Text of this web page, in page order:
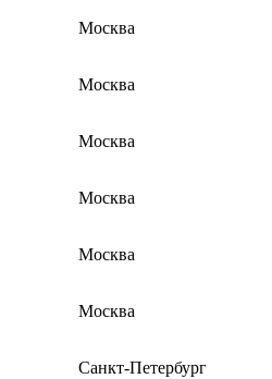
Москва
Москва
Москва
Москва
Москва
Москва
Санкт-Петербург